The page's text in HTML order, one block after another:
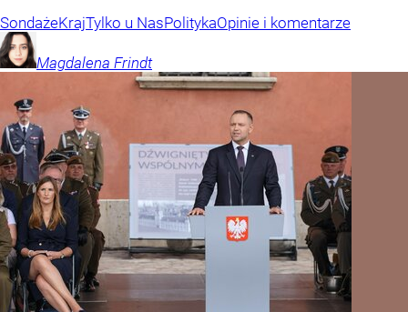
SondażeKrajTylko u NasPolitykaOpinie i komentarze
Magdalena Frindt